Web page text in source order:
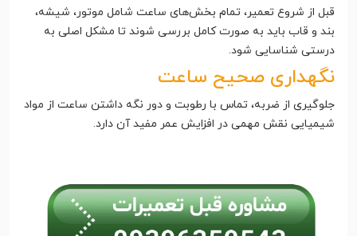
قبل از شروع تعمیر، تمام بخش‌های ساعت شامل موتور، شیشه،
بند و قاب باید به صورت کامل بررسی شوند تا مشکل اصلی به
درستی شناسایی شود.
نگهداری صحیح ساعت
جلوگیری از ضربه، تماس با رطوبت و دور نگه داشتن ساعت از مواد
شیمیایی نقش مهمی در افزایش عمر مفید آن دارد.